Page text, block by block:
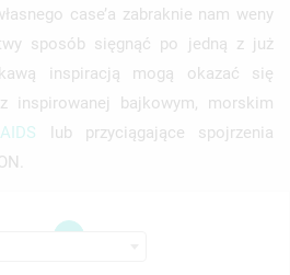
case’a zabraknie nam weny
sposób sięgnąć po jedną z już
inspiracją mogą okazać się
inspirowanej bajkowym, morskim
lub przyciągające spojrzenia
1